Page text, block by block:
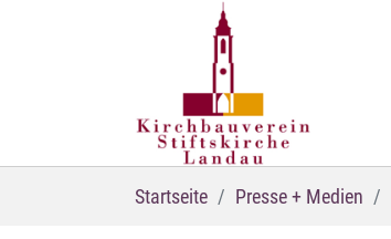
Startseite Presse + Medien